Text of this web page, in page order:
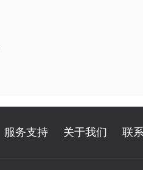
服务支持 关于我们 联